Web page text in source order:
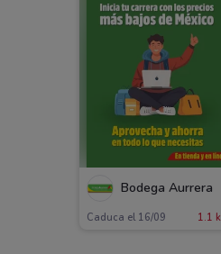
Bodega Aurrera
Caduca el 16/09 1.1